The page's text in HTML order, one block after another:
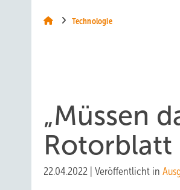
Technologie
„Müssen
Rotorblatt
22.04.2022 Veröffentlicht in